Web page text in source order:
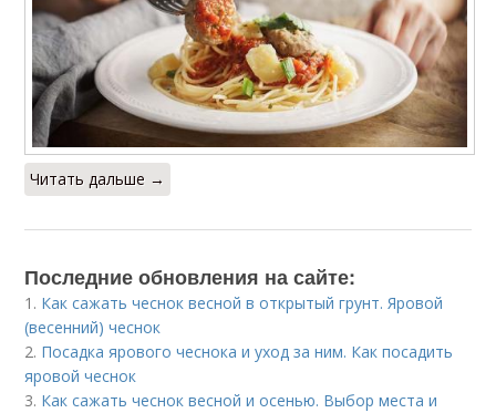
Читать дальше →
Последние обновления на сайте:
1. Как сажать чеснок весной в открытый грунт. Яровой
(весенний) чеснок
2. Посадка ярового чеснока и уход за ним. Как посадить
яровой чеснок
3. Как сажать чеснок весной и осенью. Выбор места и